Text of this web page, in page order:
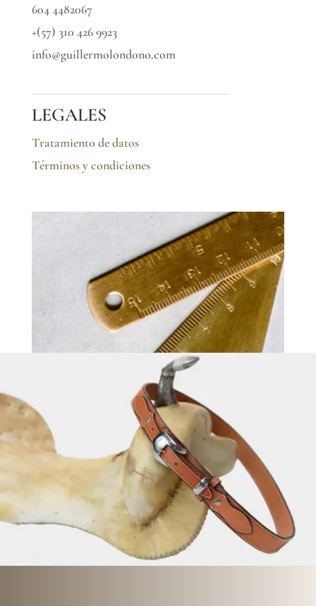
604 4482067
+(57) 310 426 9923
info@guillermolondono.com
LEGALES
Tratamiento de datos
Términos y condiciones